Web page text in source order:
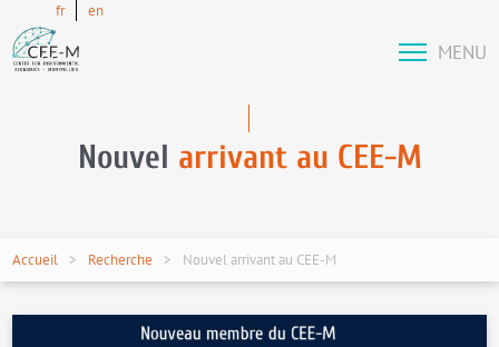
fr en
MENU
Nouvel arrivant au CEE-M
Accueil Recherche Nouvel arrivant au CEE-M